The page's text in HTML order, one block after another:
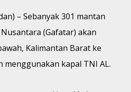
– Sebanyak 301 mantan
(Gafatar) akan
Kalimantan Barat ke
menggunakan kapal TNI AL.